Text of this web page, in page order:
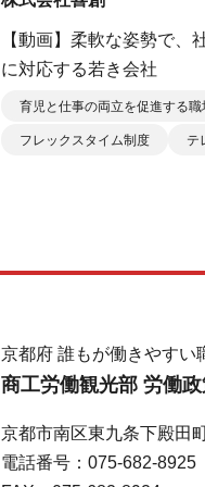
【動画】柔軟な姿勢で、
に対応する若き会社
育児と仕事の両立を促進する職
フレックスタイム制度 テ
京都府 誰もが働きやすい
商工労働観光部 労働
京都市南区東九条下殿田
電話番号：075-682-8925